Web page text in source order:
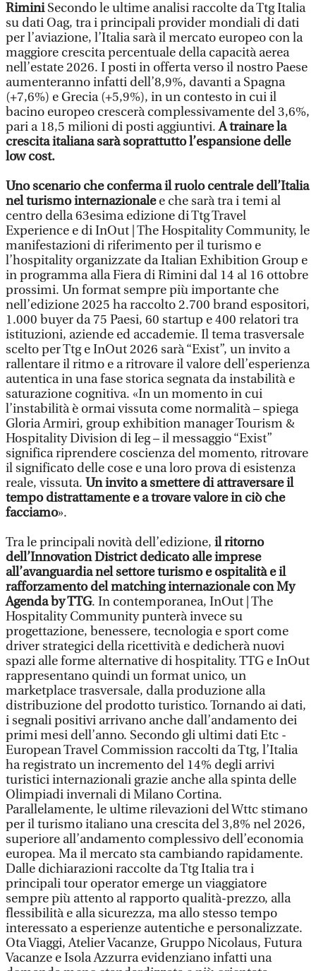
RiminiSecondo le ultime analisi raccolte da Ttg Italia
su dati Oag, tra i principali provider mondiali di dati
per l’aviazione, l’Italia sarà il mercato europeo con la
maggiore crescita percentuale della capacità aerea
nell’estate 2026. I posti in offerta verso il nostro Paese
aumenteranno infatti dell’8,9%, davanti a Spagna
(+7,6%) e Grecia (+5,9%), in un contesto in cui il
bacino europeo crescerà complessivamente del 3,6%,
pari a 18,5 milioni di posti aggiuntivi.A trainare la
crescita italiana sarà soprattutto l’espansione delle
low cost.
Uno scenario che conferma il ruolo centrale dell’Italia
nel turismo internazionalee che sarà tra i temi al
centro della 63esima edizione di Ttg Travel
Experience e di InOut | The Hospitality Community, le
manifestazioni di riferimento per il turismo e
l’hospitality organizzate da Italian Exhibition Group e
in programma alla Fiera di Rimini dal 14 al 16 ottobre
prossimi. Un format sempre più importante che
nell’edizione 2025 ha raccolto 2.700 brand espositori,
1.000 buyer da 75 Paesi, 60 startup e 400 relatori tra
istituzioni, aziende ed accademie. Il tema trasversale
scelto per Ttg e InOut 2026 sarà “Exist”, un invito a
rallentare il ritmo e a ritrovare il valore dell’esperienza
autentica in una fase storica segnata da instabilità e
saturazione cognitiva. «In un momento in cui
l’instabilità è ormai vissuta come normalità – spiega
Gloria Armiri, group exhibition manager Tourism &
Hospitality Division di Ieg – il messaggio “Exist”
significa riprendere coscienza del momento, ritrovare
il significato delle cose e una loro prova di esistenza
reale, vissuta. Un invito a smettere di attraversare il
tempo distrattamente e a trovare valore in ciò che
facciamo».
Tra le principali novità dell’edizione, il ritorno
dell’Innovation District dedicato alle imprese
all’avanguardia nel settore turismo e ospitalità e il
rafforzamento del matching internazionale con My
Agenda by TTG. In contemporanea, InOut | The
Hospitality Community punterà invece su
progettazione, benessere, tecnologia e sport come
driver strategici della ricettività e dedicherà nuovi
spazi alle forme alternative di hospitality. TTG e InOut
rappresentano quindi un format unico, un
marketplace trasversale, dalla produzione alla
distribuzione del prodotto turistico. Tornando ai dati,
i segnali positivi arrivano anche dall’andamento dei
primi mesi dell’anno. Secondo gli ultimi dati Etc -
European Travel Commission raccolti da Ttg, l’Italia
ha registrato un incremento del 14% degli arrivi
turistici internazionali grazie anche alla spinta delle
Olimpiadi invernali di Milano Cortina.
Parallelamente, le ultime rilevazioni del Wttc stimano
per il turismo italiano una crescita del 3,8% nel 2026,
superiore all’andamento complessivo dell’economia
europea. Ma il mercato sta cambiando rapidamente.
Dalle dichiarazioni raccolte da Ttg Italia tra i
principali tour operator emerge un viaggiatore
sempre più attento al rapporto qualità-prezzo, alla
flessibilità e alla sicurezza, ma allo stesso tempo
interessato a esperienze autentiche e personalizzate.
Ota Viaggi, Atelier Vacanze, Gruppo Nicolaus, Futura
Vacanze e Isola Azzurra evidenziano infatti una